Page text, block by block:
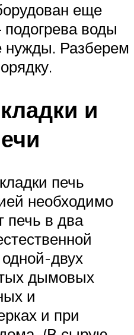
еще
воды
нужды. Разберем
и
печь
необходимо
печь в два
двух
дымовых
и
и при